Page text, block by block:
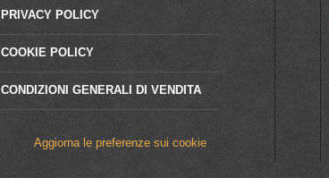
PRIVACY POLICY
COOKIE POLICY
CONDIZIONI GENERALI DI VENDITA
Aggiorna le preferenze sui cookie